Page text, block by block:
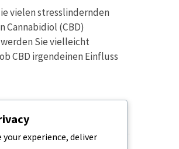
vielen stresslindernden
Cannabidiol (CBD)
Sie vielleicht
CBD irgendeinen Einfluss
experience, deliver